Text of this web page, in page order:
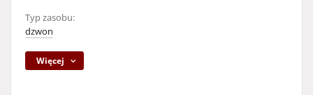
Typ zasobu:
dzwon
Więcej